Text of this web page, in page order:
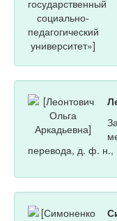
перевода, д. ф. н.,